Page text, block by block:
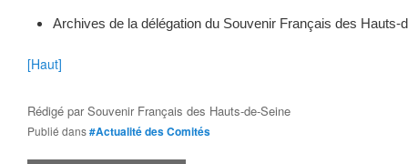
Archives de la délégation du Souvenir Français des Hauts-
[Haut]
Rédigé parSouvenir Français des Hauts-de-Seine
Publié dans#Actualité des Comités